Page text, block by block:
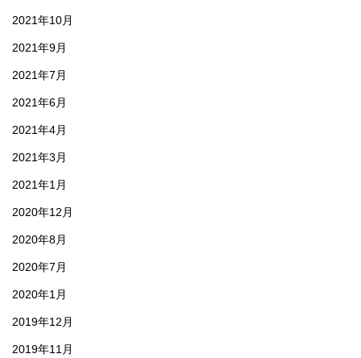
2021年10月
2021年9月
2021年7月
2021年6月
2021年4月
2021年3月
2021年1月
2020年12月
2020年8月
2020年7月
2020年1月
2019年12月
2019年11月